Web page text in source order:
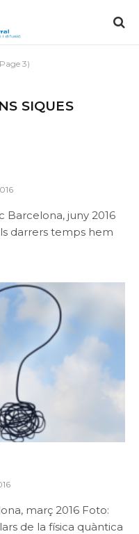
3)
SIQUES
Barcelona, juny 2016
darrers temps hem
març 2016 Foto:
de la física quàntica